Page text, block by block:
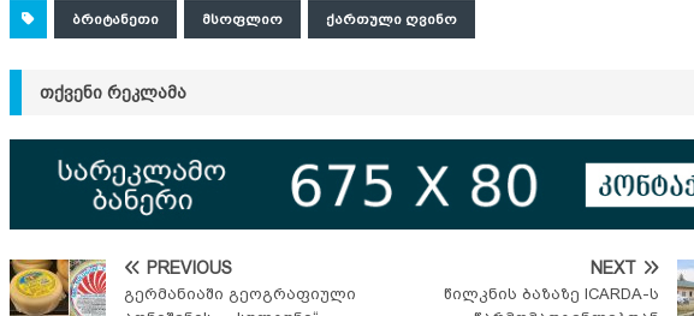
ᲑᲠᲘᲢᲐᲜᲔᲗᲘ ᲛᲡᲝᲤᲚᲘᲝ ᲥᲐᲠᲗᲣᲚᲘ ᲦᲕᲘᲜᲝ
ᲗᲥᲕᲔᲜᲘ ᲠᲔᲙᲚᲐᲛᲐ
PREVIOUS
გერმანიაში გეოგრაფიული
NEXT
წილკნის ბაზაზე ICARDA-ს